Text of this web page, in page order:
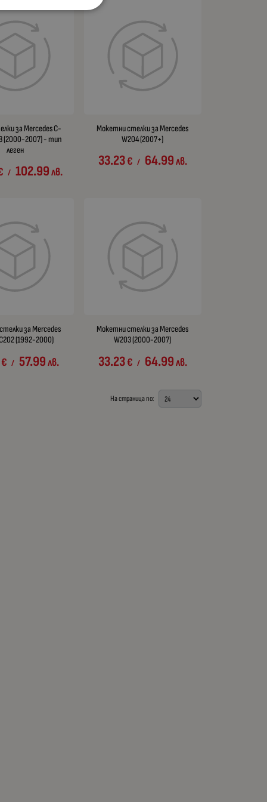
за Mercedes C-
(2000-2007) - тип
леген
/ 102.99лв.
Мокетни стелки за Mercedes
W204 (2007+)
33.23€ / 64.99лв.
за Mercedes
(1992-2000)
€ / 57.99лв.
Мокетни стелки за Mercedes
W203 (2000-2007)
33.23€ / 64.99лв.
На страница по: